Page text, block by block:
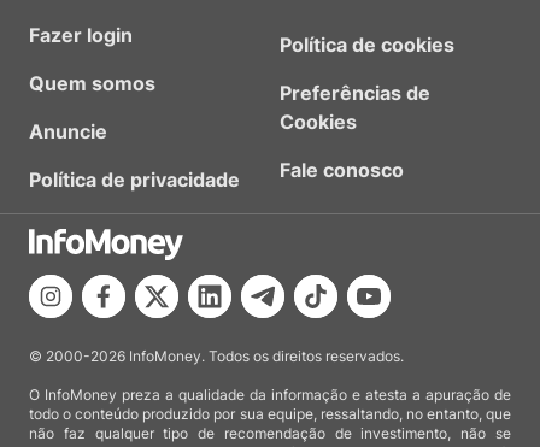
Fazer login
Quem somos
Anuncie
Política de privacidade
Política de cookies
Preferências de
Cookies
Fale conosco
© 2000-2026 InfoMoney. Todos os direitos reservados.
O InfoMoney preza a qualidade da informação e atesta a apuração de
todo o conteúdo produzido por sua equipe, ressaltando, no entanto, que
não faz qualquer tipo de recomendação de investimento, não se